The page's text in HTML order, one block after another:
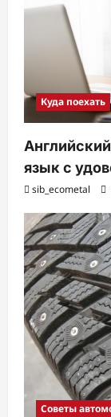
Куда поехать
язык с
sib_ecometal
Советы